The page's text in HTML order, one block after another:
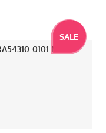
SALE
0101 Mit